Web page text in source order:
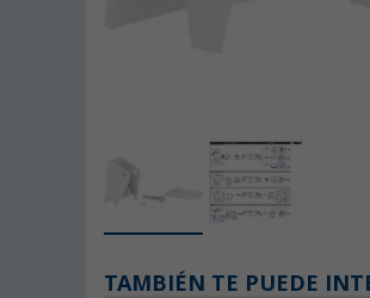
TAMBIÉN TE PUEDE